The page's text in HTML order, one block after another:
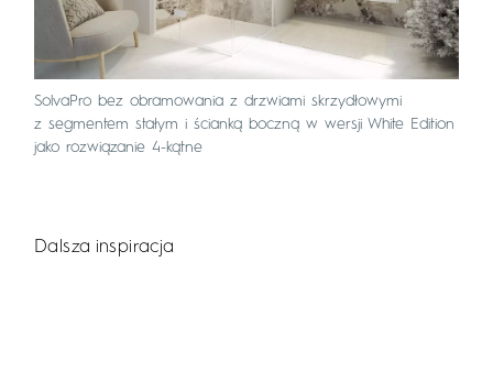
SolvaPro bez obramowania z drzwiami skrzydłowymi
z segmentem stałym i ścianką boczną w wersji White Edition
jako rozwiązanie 4-kątne
Dalsza inspiracja